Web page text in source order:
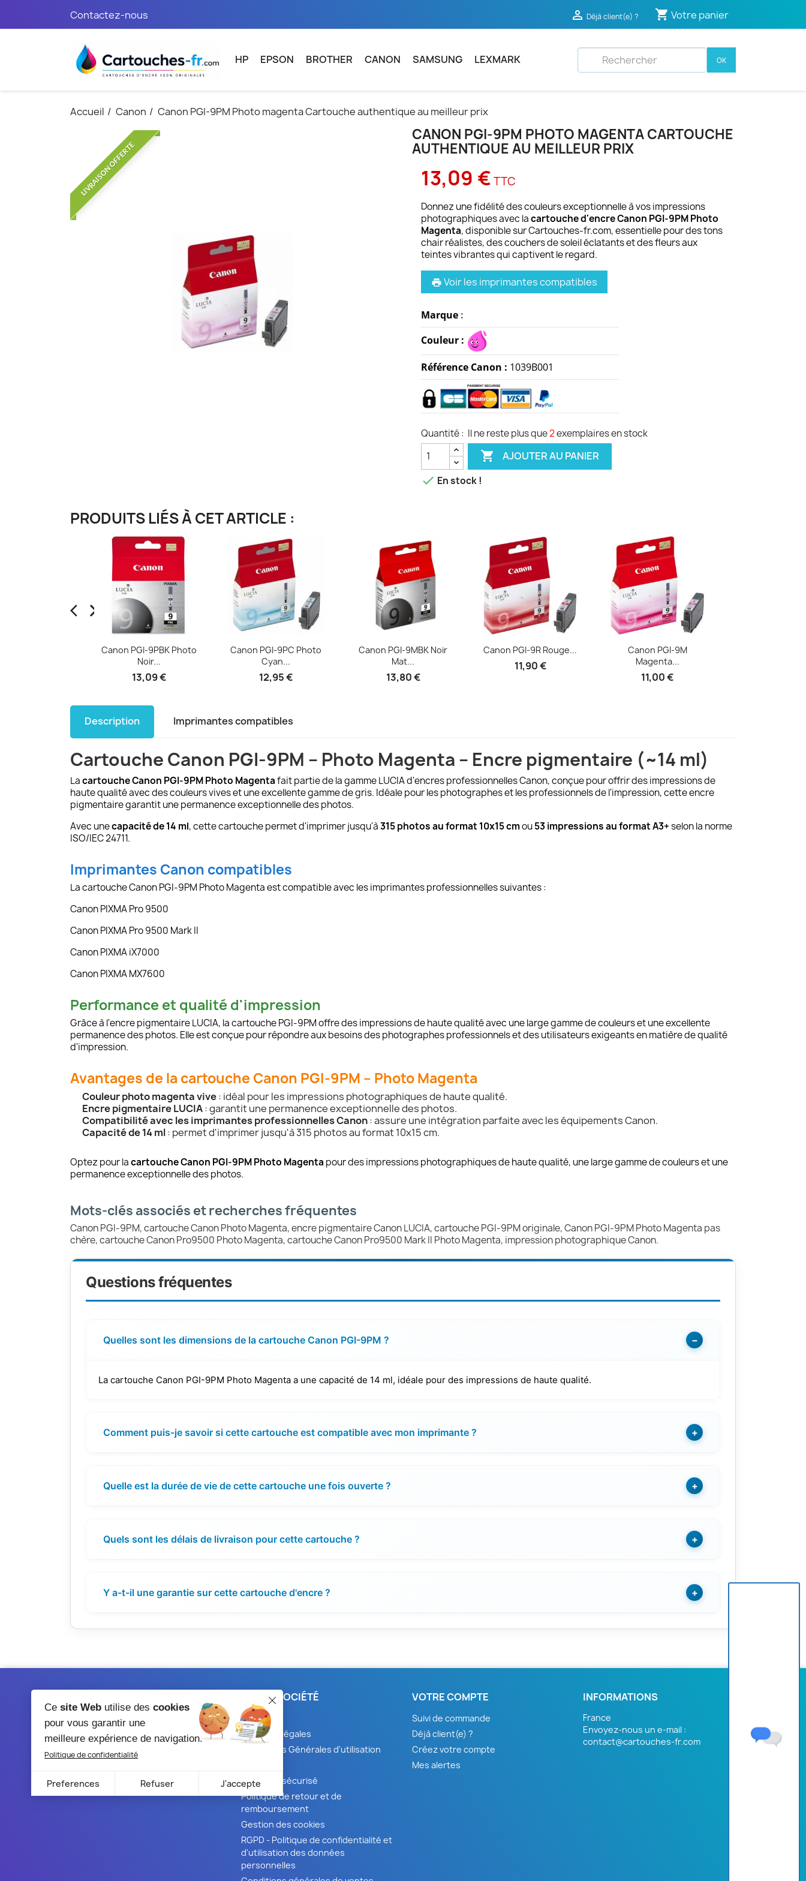
Cesite Web utilise descookies
pour vous garantir une
meilleure expérience de navigation.
Politique de confidentialité
Preferences Refuser J'accepte
Contactez-nous  Déjà client(e) ? shopping_cart Votre panier
HP EPSON BROTHER CANON SAMSUNG LEXMARK OK
Accueil Canon Canon PGI-9PM Photo magenta Cartouche authentique au meilleur prix
LIVRAISON OFFERTE
CANON PGI-9PM PHOTO MAGENTA CARTOUCHE
AUTHENTIQUE AU MEILLEUR PRIX
13,09 € TTC
Donnez une fidélité des couleurs exceptionnelle à vos impressions
photographiques avec lacartouche d'encre Canon PGI-9PM Photo
Magenta, disponible sur Cartouches-fr.com, essentielle pour des tons
chair réalistes, des couchers de soleil éclatants et des fleurs aux
teintes vibrantes qui captivent le regard.
print Voir les imprimantes compatibles
Marque :
Couleur :
Référence Canon : 1039B001
Quantité : Il ne reste plus que2exemplaires en stock
 AJOUTER AU PANIER
 En stock !
PRODUITS LIÉS À CET ARTICLE :
arrow_back_ios arrow_forward_ios
Aperçu rapide
Canon PGI-9PBK Photo
Noir...
13,09 €
Aperçu rapide
Canon PGI-9PC Photo
Cyan...
12,95 €
Aperçu rapide
Canon PGI-9MBK Noir
Mat...
13,80 €
Aperçu rapide
Canon PGI-9R Rouge...
11,90 €
Aperçu rapide
Canon PGI-9M
Magenta...
11,00 €
Description Imprimantes compatibles
Cartouche Canon PGI-9PM – Photo Magenta – Encre pigmentaire (~14 ml)
Lacartouche Canon PGI-9PM Photo Magentafait partie de la gamme LUCIA d'encres professionnelles Canon, conçue pour offrir des impressions de
haute qualité avec des couleurs vives et une excellente gamme de gris. Idéale pour les photographes et les professionnels de l'impression, cette encre
pigmentaire garantit une permanence exceptionnelle des photos.
Avec unecapacité de 14 ml, cette cartouche permet d'imprimer jusqu'à315 photos au format 10x15 cmou53 impressions au format A3+selon la norme
ISO/IEC 24711.
Imprimantes Canon compatibles
La cartouche Canon PGI-9PM Photo Magenta est compatible avec les imprimantes professionnelles suivantes :
Canon PIXMA Pro 9500
Canon PIXMA Pro 9500 Mark II
Canon PIXMA iX7000
Canon PIXMA MX7600
Performance et qualité d'impression
Grâce à l'encre pigmentaire LUCIA, la cartouche PGI-9PM offre des impressions de haute qualité avec une large gamme de couleurs et une excellente
permanence des photos. Elle est conçue pour répondre aux besoins des photographes professionnels et des utilisateurs exigeants en matière de qualité
d'impression.
Avantages de la cartouche Canon PGI-9PM – Photo Magenta
Couleur photo magenta vive: idéal pour les impressions photographiques de haute qualité.
Encre pigmentaire LUCIA: garantit une permanence exceptionnelle des photos.
Compatibilité avec les imprimantes professionnelles Canon: assure une intégration parfaite avec les équipements Canon.
Capacité de 14 ml: permet d'imprimer jusqu'à 315 photos au format 10x15 cm.
Optez pour lacartouche Canon PGI-9PM Photo Magenta pour des impressions photographiques de haute qualité, une large gamme de couleurs et une
permanence exceptionnelle des photos.
Mots-clés associés et recherches fréquentes
Canon PGI-9PM, cartouche Canon Photo Magenta, encre pigmentaire Canon LUCIA, cartouche PGI-9PM originale, Canon PGI-9PM Photo Magenta pas
chère, cartouche Canon Pro9500 Photo Magenta, cartouche Canon Pro9500 Mark II Photo Magenta, impression photographique Canon.
Questions fréquentes
Quelles sont les dimensions de la cartouche Canon PGI-9PM ? −
La cartouche Canon PGI-9PM Photo Magenta a une capacité de 14 ml, idéale pour des impressions de haute qualité.
Comment puis-je savoir si cette cartouche est compatible avec mon imprimante ? +
Quelle est la durée de vie de cette cartouche une fois ouverte ? +
Quels sont les délais de livraison pour cette cartouche ? +
Y a-t-il une garantie sur cette cartouche d'encre ? +
Promotions
Nouveaux produits
Meilleures ventes
NOTRE SOCIÉTÉ
Livraison
Mentions légales
Conditions Générales d'utilisation
Paiement sécurisé
Politique de retour et de
remboursement
Gestion des cookies
RGPD - Politique de confidentialité et
d'utilisation des données
personnelles
VOTRE COMPTE
Suivi de commande
Déjà client(e) ?
Créez votre compte
Mes alertes
INFORMATIONS
France
Envoyez-nous un e-mail :
contact@cartouches-fr.com